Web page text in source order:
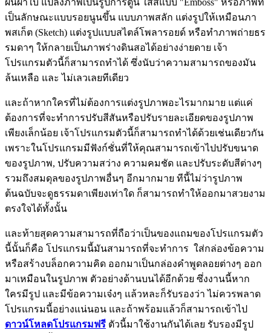
ผืนผ้าใบ แปลงภาพเป็นรูปการ์ตูน ใส่สีแบบ "Emboss" หรือภาพที่
เป็นลักษณะแบบรอยนูนขึ้น แบบภาพสลัก แต่งรูปให้เหมือนภา
พสเก็ต (Sketch) แต่งรูปแบบสไตล์โพลารอยด์ หรือทำภาพถ่ายธร
รมดาๆ ให้กลายเป็นภาพร่างดินสอได้อย่างง่ายดาย เจ้า
โปรแกรมตัวนี้ก็สามารถทำได้ ซึ่งนับว่าความสามารถของมัน
ล้นเหลือ และ ไม่เลวเลยทีเดียว
และถ้าหากใครที่ไม่ต้องการแต่งรูปภาพอะไรมากมาย แต่แค่
ต้องการที่จะทำการปรับสีสันหรือปรับรายละเอียดของรูปภาพ
เพียงเล็กน้อย เจ้าโปรแกรมตัวนี้ก็สามารถทำได้ด้วยเช่นเดียวกัน
เพราะในโปรแกรมมีฟังก์ชั่นที่ให้คุณสามารถเข้าไปปรับขนาด
ของรูปภาพ, ปรับความสว่าง ความคมชัด และปรับระดับสีต่างๆ
รวมถึงสมดุลของรูปภาพอื่นๆ อีกมากมาย ทีนี้ไม่ว่ารูปภาพ
ต้นฉบับจะดูธรรมดาเพียงเท่าใด ก็สามารถทำให้ออกมาสวยงาม
ตรงใจได้ทั้งนั้น
และท้ายสุดความสามารถที่ถือว่าเป็นของแถมของโปรแกรมตัว
นี้นั้นก็คือ โปรแกรมนี้มันสามารถที่จะทำการ ใส่กล่องข้อความ
หรือสร้างบล็อกความคิด ออกมาเป็นกล่องคำพูดลอยต่างๆ ออก
มาเหมือนในรูปภาพ ตัวอย่างด้านบนได้อีกด้วย ซึ่งงานนี้หาก
ใครมีรูป และมีข้อความเจ๋งๆ แล้วหละก็รับรองว่า ไม่ควรพลาด
โปรแกรมนี้อย่างแน่นอน และถ้าพร้อมแล้วก็สามารถเข้าไป
ดาวน์โหลดโปรแกรมฟรี ตัวนี้มาใช้งานกันได้เลย รับรองมีรูป